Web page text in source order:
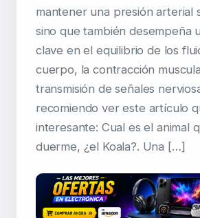
mantener una presión arterial
sino que también desempeña
clave en el equilibrio de los
cuerpo, la contracción
transmisión de señales
recomiendo ver este artículo
interesante: Cual es el animal
duerme, ¿el Koala?. Una […]